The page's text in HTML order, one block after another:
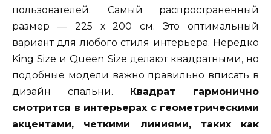
пользователей. Самый распространенный
размер — 225 х 200 см. Это оптимальный
вариант для любого стиля интерьера. Нередко
King Size и Queen Size делают квадратными, но
подобные модели важно правильно вписать в
дизайн спальни. Квадрат гармонично
смотрится в интерьерах с геометрическими
акцентами, четкими линиями, таких как